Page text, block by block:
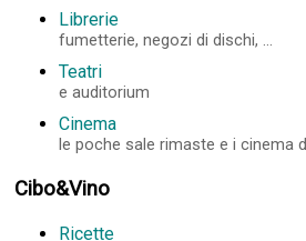
Librerie
fumetterie, negozi di dischi, ...
Teatri
e auditorium
Cinema
le poche sale rimaste e i cinema
Cibo&Vino
Ricette